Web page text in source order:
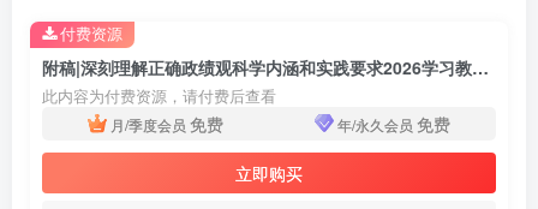
附稿|深刻理解正确政绩观科学内涵和实践要求2026学习教育PPT模板
此内容为付费资源，请付费后查看
月/季度会员 免费 年/永久会员 免费
立即购买
付费资源